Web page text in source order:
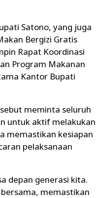
Satono, yang juga
Bergizi Gratis
Rapat Koordinasi
Program Makanan
Kantor Bupati
meminta seluruh
untuk aktif melakukan
memastikan kesiapan
pelaksanaan
depan generasi kita.
memastikan